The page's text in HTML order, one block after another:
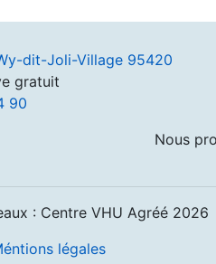
dit-Joli-Village 95420
gratuit
90
Nous
: Centre VHU Agréé 2026
légales